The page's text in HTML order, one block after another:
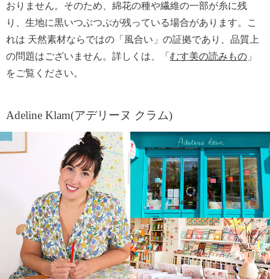
おりません。そのため、綿花の種や繊維の一部が糸に残
り、生地に黒いつぶつぶが残っている場合があります。こ
れは 天然素材ならではの「風合い」の証拠であり、品質上
の問題はございません。詳しくは、「 むす美の読みもの 」
をご覧ください。
Adeline Klam(アデリーヌ クラム)